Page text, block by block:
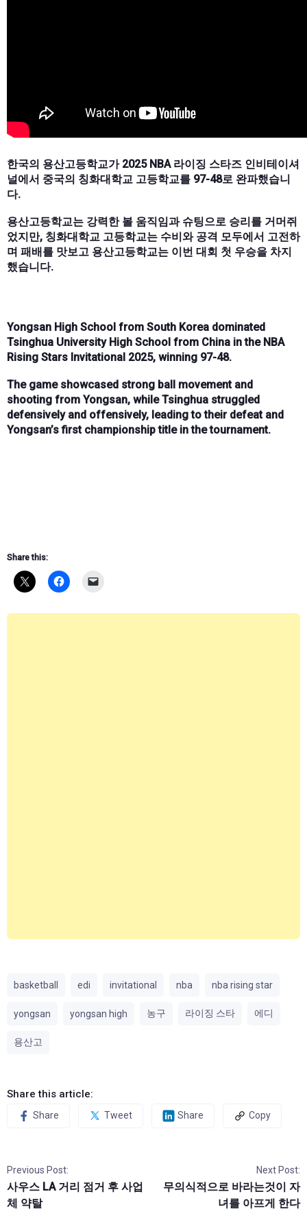
한국의 용산고등학교가 2025 NBA 라이징 스타즈 인비테이셔
널에서 중국의 칭화대학교 고등학교를 97-48로 완파했습니
다.
용산고등학교는 강력한 볼 움직임과 슈팅으로 승리를 거머쥐
었지만, 칭화대학교 고등학교는 수비와 공격 모두에서 고전하
며 패배를 맛보고 용산고등학교는 이번 대회 첫 우승을 차지
했습니다.
Yongsan High School from South Korea dominated
Tsinghua University High School from China in the NBA
Rising Stars Invitational 2025, winning 97-48.
The game showcased strong ball movement and
shooting from Yongsan, while Tsinghua struggled
defensively and offensively, leading to their defeat and
Yongsan’s first championship title in the tournament.
Share this:
basketball edi invitational nba nba rising star
yongsan yongsan high 농구 라이징 스타 에디
용산고
Share this article:
Share Tweet Share Copy
Previous Post:
사우스 LA 거리 점거 후 사업
체 약탈
Next Post:
무의식적으로 바라는것이 자
녀를 아프게 한다